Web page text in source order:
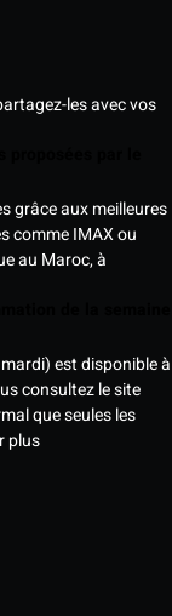
les avec vos
grâce aux meilleures
comme IMAX ou
au Maroc, à
est disponible à
consultez le site
que seules les
plus